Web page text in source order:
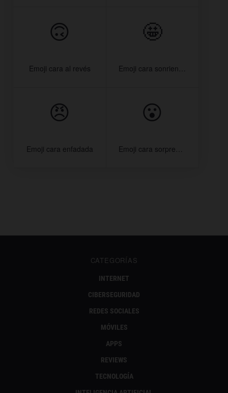
🙃
Emoji cara al revés
🤩
Emoji cara sonriendo con estrellas
😠
Emoji cara enfadada
😮
Emoji cara sorprendida
CATEGORÍAS
INTERNET
CIBERSEGURIDAD
REDES SOCIALES
MÓVILES
APPS
REVIEWS
TECNOLOGÍA